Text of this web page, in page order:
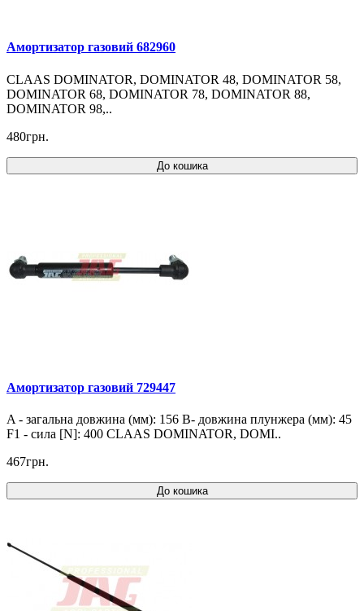
Амортизатор газовий 682960
CLAAS DOMINATOR, DOMINATOR 48, DOMINATOR 58,
DOMINATOR 68, DOMINATOR 78, DOMINATOR 88,
DOMINATOR 98,..
480грн.
До кошика
Амортизатор газовий 729447
A - загальна довжина (мм): 156 B- довжина плунжера (мм): 45
F1 - сила [N]: 400 CLAAS DOMINATOR, DOMI..
467грн.
До кошика